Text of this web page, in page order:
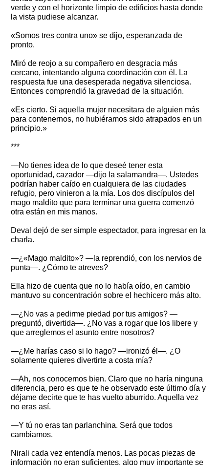
verde y con el horizonte limpio de edificios hasta donde
la vista pudiese alcanzar.
«Somos tres contra uno» se dijo, esperanzada de
pronto.
Miró de reojo a su compañero en desgracia más
cercano, intentando alguna coordinación con él. La
respuesta fue una desesperada negativa silenciosa.
Entonces comprendió la gravedad de la situación.
«Es cierto. Si aquella mujer necesitara de alguien más
para contenernos, no hubiéramos sido atrapados en un
principio.»
***
—No tienes idea de lo que deseé tener esta
oportunidad, cazador —dijo la salamandra—. Ustedes
podrían haber caído en cualquiera de las ciudades
refugio, pero vinieron a la mía. Los dos discípulos del
mago maldito que para terminar una guerra comenzó
otra están en mis manos.
Deval dejó de ser simple espectador, para ingresar en la
charla.
—¿«Mago maldito»? —la reprendió, con los nervios de
punta—. ¿Cómo te atreves?
Ella hizo de cuenta que no lo había oído, en cambio
mantuvo su concentración sobre el hechicero más alto.
—¿No vas a pedirme piedad por tus amigos? —
preguntó, divertida—. ¿No vas a rogar que los libere y
que arreglemos el asunto entre nosotros?
—¿Me harías caso si lo hago? —ironizó él—. ¿O
solamente quieres divertirte a costa mía?
—Ah, nos conocemos bien. Claro que no haría ninguna
diferencia, pero es que te he observado este último día y
déjame decirte que te has vuelto aburrido. Aquella vez
no eras así.
—Y tú no eras tan parlanchina. Será que todos
cambiamos.
Nirali cada vez entendía menos. Las pocas piezas de
información no eran suficientes, algo muy importante se